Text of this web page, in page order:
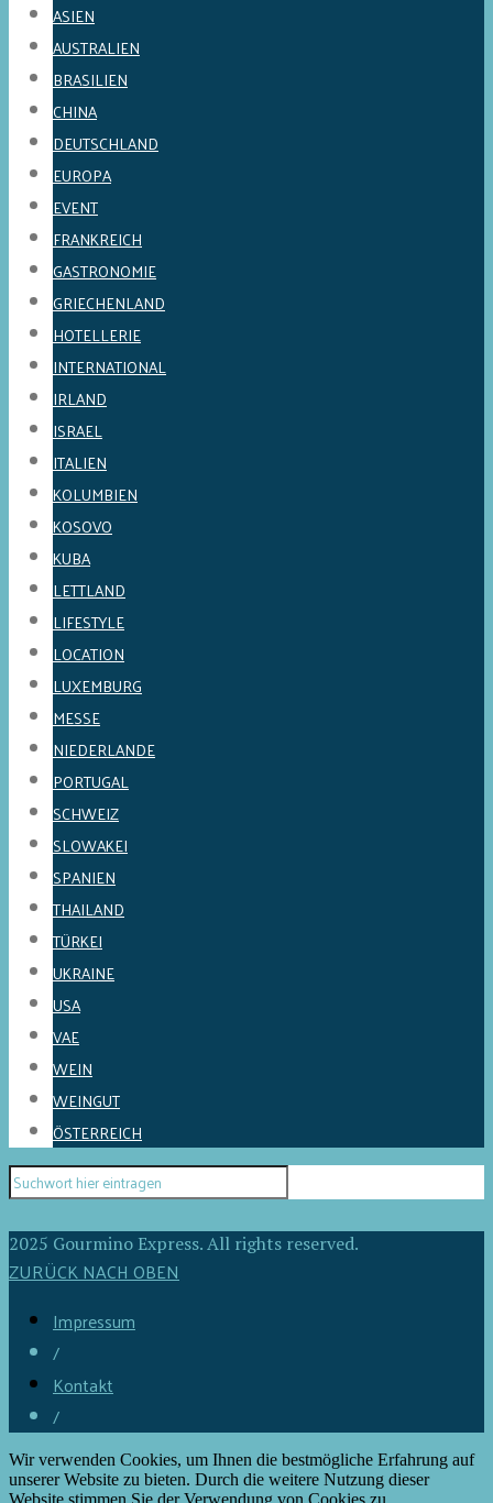
ASIEN
AUSTRALIEN
BRASILIEN
CHINA
DEUTSCHLAND
EUROPA
EVENT
FRANKREICH
GASTRONOMIE
GRIECHENLAND
HOTELLERIE
INTERNATIONAL
IRLAND
ISRAEL
ITALIEN
KOLUMBIEN
KOSOVO
KUBA
LETTLAND
LIFESTYLE
LOCATION
LUXEMBURG
MESSE
NIEDERLANDE
PORTUGAL
SCHWEIZ
SLOWAKEI
SPANIEN
THAILAND
TÜRKEI
UKRAINE
USA
VAE
WEIN
WEINGUT
ÖSTERREICH
2025 Gourmino Express. All rights reserved.
ZURÜCK NACH OBEN
Impressum
/
Kontakt
/
Wir verwenden Cookies, um Ihnen die bestmögliche Erfahrung auf
unserer Website zu bieten. Durch die weitere Nutzung dieser
Website stimmen Sie der Verwendung von Cookies zu.